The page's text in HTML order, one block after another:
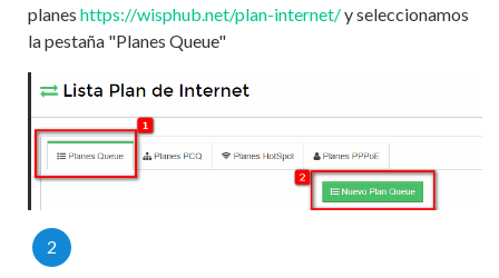
planes https://wisphub.net/plan-internet/y seleccionamos
la pestaña "Planes Queue"
2